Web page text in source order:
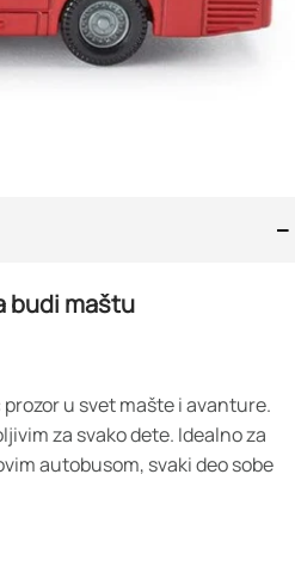
budi maštu
u svet mašte i avanture.
za svako dete. Idealno za
autobusom, svaki deo sobe